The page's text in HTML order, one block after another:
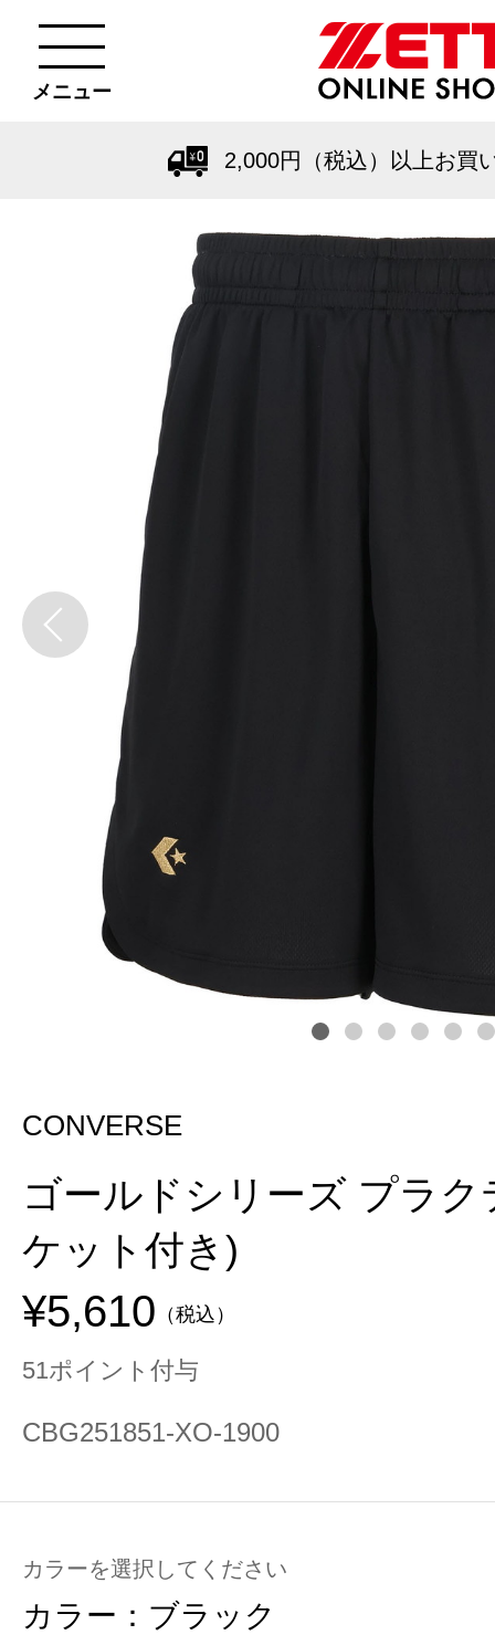
メニュー
2,000円（税込）以上お買
CONVERSE
ゴールドシリーズ プラ
ケット付き)
¥5,610 （税込）
51ポイント付与
CBG251851-XO-1900
カラーを選択してください
カラー： ブラック